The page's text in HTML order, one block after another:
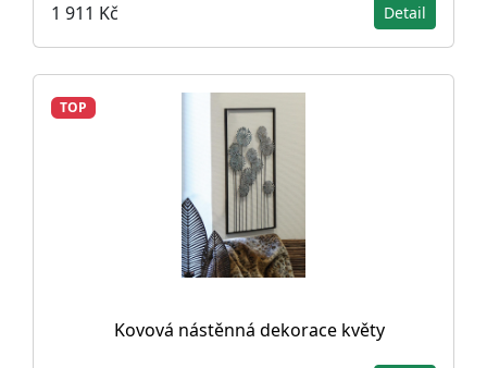
1 911 Kč Detail
TOP
Kovová nástěnná dekorace květy